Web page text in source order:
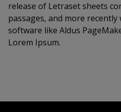
release of Letraset sheets
passages, and more
software like Aldus
Lorem Ipsum.